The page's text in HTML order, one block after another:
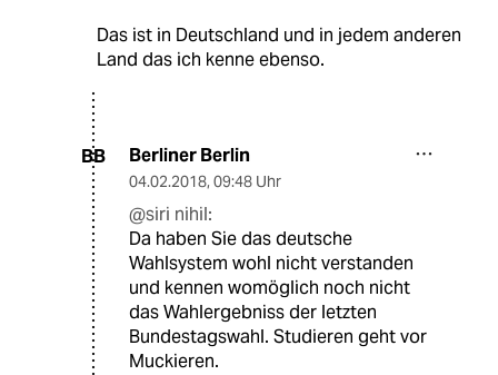
Das ist in Deutschland und in jedem anderen
Land das ich kenne ebenso.
BB Berliner Berlin
04.02.2018, 09:48 Uhr
@siri nihil:
Da haben Sie das deutsche
Wahlsystem wohl nicht verstanden
und kennen womöglich noch nicht
das Wahlergebniss der letzten
Bundestagswahl. Studieren geht vor
Muckieren.